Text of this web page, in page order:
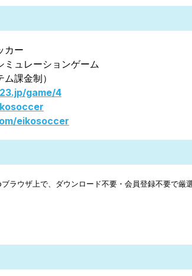
カー
ミュレーションゲーム
課金制）
game/4
eikosoccer
ラウザ上で、ダウンロード不要・会員登録不要で厳